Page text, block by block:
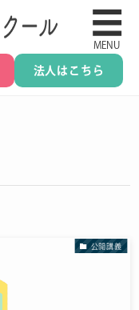
法人はこちら
☰
MENU
公開講義